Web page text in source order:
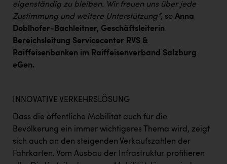
Vier Diamanten
Vorlagenportal
Wir besiegen Krebs
z.l.ö.
Österreichisches Hebammengremium
eigenständig zu bleiben. Wir freuen uns über jede
Zustimmung und weitere Unterstützung“, so Anna
Doblhofer-Bachleitner, Geschäftsleiterin
Bereichsleitung Servicecenter RVS &
Raiffeisenbanken im Raiffeisenverband Salzburg
eGen.
INNOVATIVE VERKEHRSLÖSUNG
Dass die öffentliche Mobilität auch für die
Bevölkerung ein immer wichtigeres Thema wird, zeigt
sich auch an den steigenden Verkaufszahlen der
Fahrkarten. Vom Ausbau der Infrastruktur profitieren